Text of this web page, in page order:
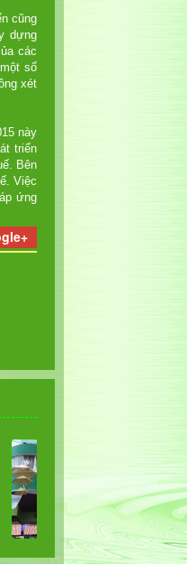
cũng
dựng
các
số
xét
này
triển
Bên
Việc
ứng